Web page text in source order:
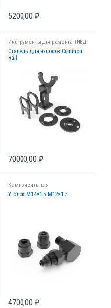
5200,00 ₽
Инструменты для ремонта ТНВД
Стапель для насосов Common
Rail
70000,00 ₽
Компоненты для
диагностических стендов
Уголок М14×1.5 М12×1.5
4700,00 ₽